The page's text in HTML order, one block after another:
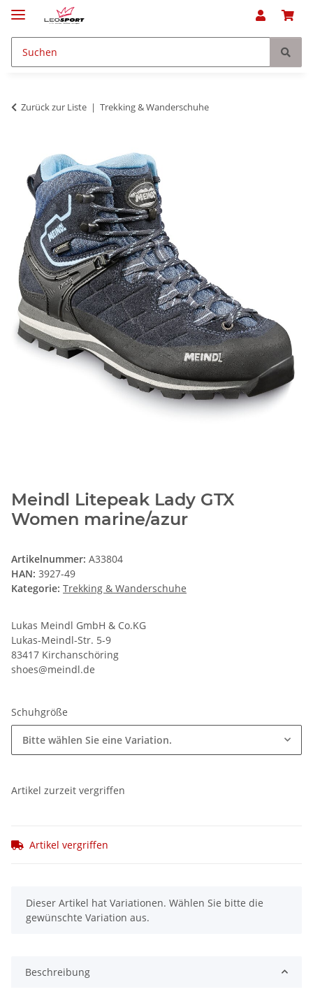
Zurück zur Liste Trekking & Wanderschuhe
Meindl Litepeak Lady GTX
Women marine/azur
Artikelnummer: A33804
HAN: 3927-49
Kategorie: Trekking & Wanderschuhe
Lukas Meindl GmbH & Co.KG
Lukas-Meindl-Str. 5-9
83417 Kirchanschöring
shoes@meindl.de
Schuhgröße
Bitte wählen Sie eine Variation.
Artikel zurzeit vergriffen
Artikel vergriffen
x
Dieser Artikel hat Variationen. Wählen Sie bitte die
gewünschte Variation aus.
Beschreibung